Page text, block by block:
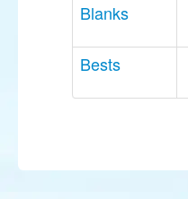
Blanks
Bests